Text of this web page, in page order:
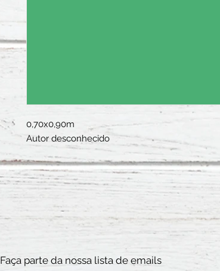
0,70x0,90m
Autor desconhecido
Faça parte da nossa lista de emails